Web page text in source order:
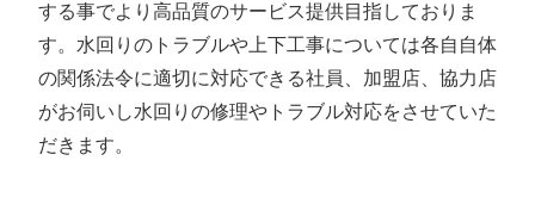
する事でより高品質のサービス提供目指しておりま
す。水回りのトラブルや上下工事については各自自体
の関係法令に適切に対応できる社員、加盟店、協力店
がお伺いし水回りの修理やトラブル対応をさせていた
だきます。